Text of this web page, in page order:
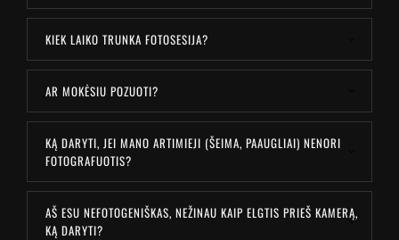
KIEK LAIKO TRUNKA FOTOSESIJA?
AR MOKĖSIU POZUOTI?
KĄ DARYTI, JEI MANO ARTIMIEJI (ŠEIMA, PAAUGLIAI) NENORI
FOTOGRAFUOTIS?
AŠ ESU NEFOTOGENIŠKAS, NEŽINAU KAIP ELGTIS PRIEŠ KAMERĄ,
KĄ DARYTI?